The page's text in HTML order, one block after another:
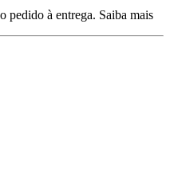
pedido à entrega. Saiba mais